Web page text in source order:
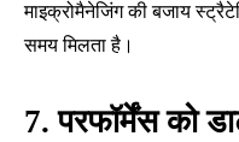
माइक्रोमैनेजिंग की बजाय
समय मिलता है।
7. परफॉर्मेंस को